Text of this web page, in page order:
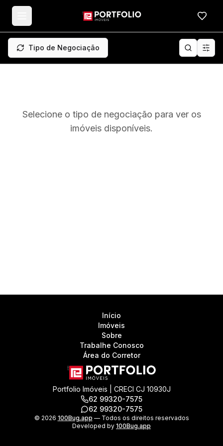
Tipo de Negociação
Selecione o tipo de negociação para ver os
imóveis disponíveis.
Início
Imóveis
Sobre
Trabalhe Conosco
Área do Corretor
Portfolio Imóveis | CRECI CJ 10930J
62 99320-7575
62 99320-7575
© 2026 100Bug.app — Todos os direitos reservados
Developed by 100Bug.app